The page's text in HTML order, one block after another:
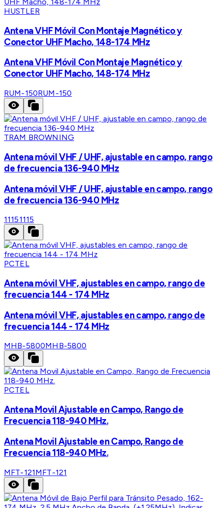
HUSTLER
Antena VHF Móvil Con Montaje Magnético y
Conector UHF Macho, 148-174 MHz
Antena VHF Móvil Con Montaje Magnético y
Conector UHF Macho, 148-174 MHz
RUM-150RUM-150
TRAM BROWNING
Antena móvil VHF / UHF, ajustable en campo, rango
de frecuencia 136-940 MHz
Antena móvil VHF / UHF, ajustable en campo, rango
de frecuencia 136-940 MHz
11151115
PCTEL
Antena móvil VHF, ajustables en campo, rango de
frecuencia 144 - 174 MHz
Antena móvil VHF, ajustables en campo, rango de
frecuencia 144 - 174 MHz
MHB-5800MHB-5800
PCTEL
Antena Movil Ajustable en Campo, Rango de
Frecuencia 118-940 MHz.
Antena Movil Ajustable en Campo, Rango de
Frecuencia 118-940 MHz.
MFT-121MFT-121